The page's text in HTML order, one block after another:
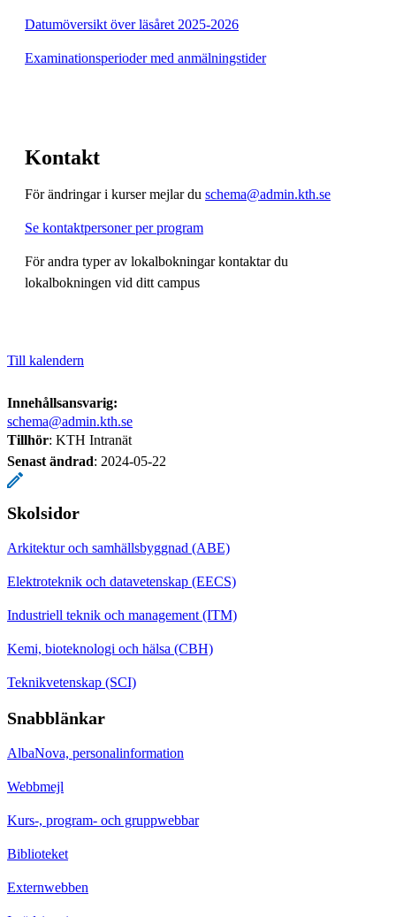
Datumöversikt över läsåret 2025-2026
Examinationsperioder med anmälningstider
Kontakt
För ändringar i kurser mejlar du schema@admin.kth.se
Se kontaktpersoner per program
För andra typer av lokalbokningar kontaktar du
lokalbokningen vid ditt campus
Till kalendern
Innehållsansvarig:
schema@admin.kth.se
Tillhör: KTH Intranät
Senast ändrad: 2024-05-22
Skolsidor
Arkitektur och samhällsbyggnad (ABE)
Elektroteknik och datavetenskap (EECS)
Industriell teknik och management (ITM)
Kemi, bioteknologi och hälsa (CBH)
Teknikvetenskap (SCI)
Snabblänkar
AlbaNova, personalinformation
Webbmejl
Kurs-, program- och gruppwebbar
Biblioteket
Externwebben